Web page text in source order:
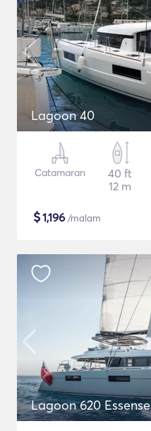
Lagoon 40
Catamaran
40 ft
12 m
$1,196 /malam
Lagoon 620 Essense